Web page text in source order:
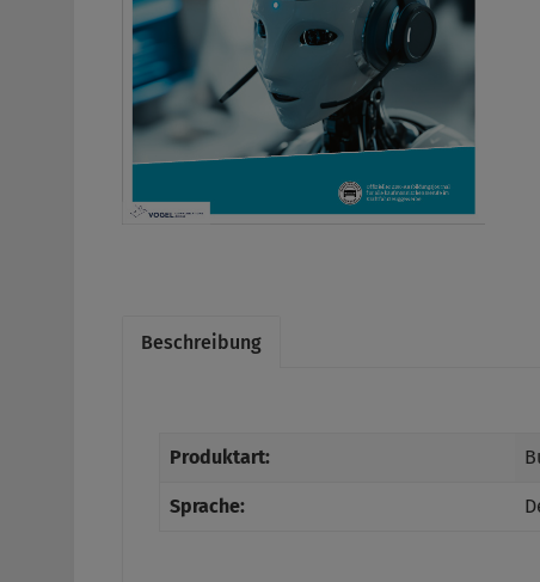
Beschreibung
Produktart:
Sprache: